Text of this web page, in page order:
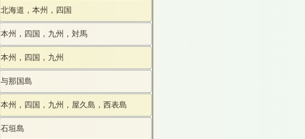
北海道，本州，四国
本州，四国，九州，対馬
本州，四国，九州
与那国島
本州，四国，九州，屋久島，西表島
石垣島